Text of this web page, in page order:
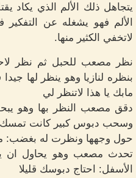
يتجاهل ذلك الألم الذي يكاد
الألم فهو يشغله عن
لاتخفي الكثير منها.
نظر مصعب للحبل ثم نظر
بنظره لنازيا وهو ينظر لها
مابك يا هذا لاتنظر لي
دقق مصعب النظر بها وهو
وسحب دبوس كبير كانت تمسك
حول وجهها ونظرت له بغضب:
تحدث مصعب وهو يحاول ان
الأسفل: احتاج دبوسك قليلا